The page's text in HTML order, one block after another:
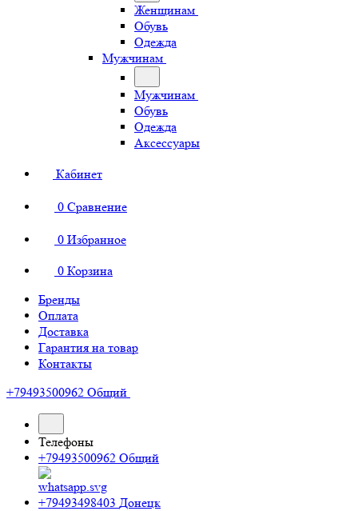
Женщинам
Обувь
Одежда
Мужчинам
Мужчинам
Обувь
Одежда
Аксессуары
Кабинет
0 Сравнение
0 Избранное
0 Корзина
Бренды
Оплата
Доставка
Гарантия на товар
Контакты
+79493500962 Общий
Телефоны
+79493500962 Общий
+79493498403 Донецк